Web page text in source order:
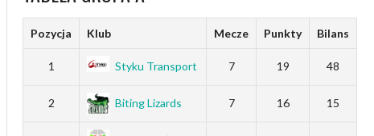
Pozycja Klub Mecze Punkty Bilans
1 Styku Transport 7 19 48
2 Biting Lizards 7 16 15